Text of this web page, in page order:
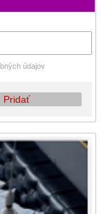
údajov
Pridať